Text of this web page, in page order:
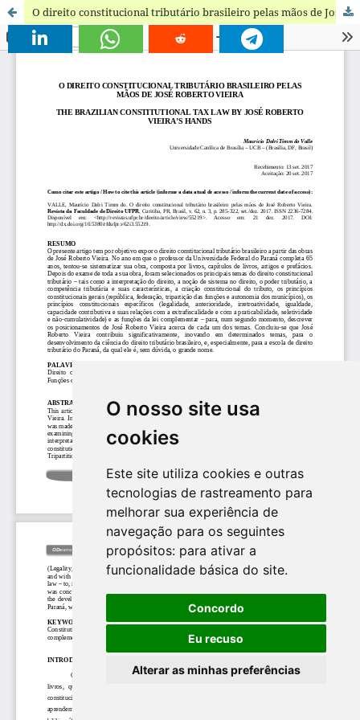
O nosso site usa
cookies
Este site utiliza cookies e outras
tecnologias de rastreamento para
melhorar sua experiência de
navegação para os seguintes
propósitos: para ativar a
funcionalidade básica do site.
Concordo
Eu recuso
Alterar as minhas preferências
O direito constitucional tributário brasileiro pelas mãos de José Roberto Vieira